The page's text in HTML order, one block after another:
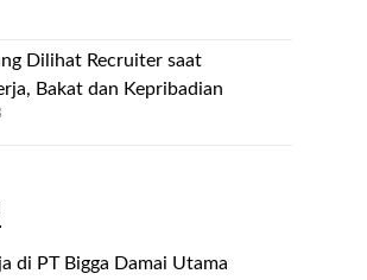
Dilihat Recruiter saat
Bakat dan Kepribadian
di PT Bigga Damai Utama